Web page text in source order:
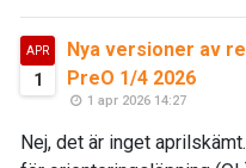
APR
1
Nya versioner av
PreO 1/4 2026
1 apr 2026 14:27
Nej, det är inget